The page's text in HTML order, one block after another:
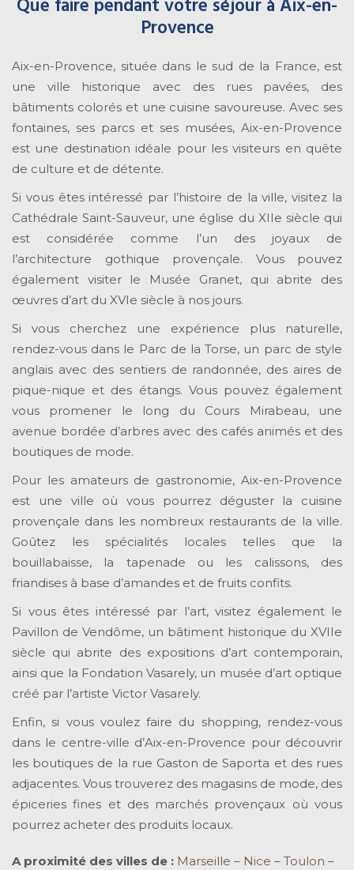
Que faire pendant votre séjour à Aix-en-
Provence
Aix-en-Provence, située dans le sud de la France, est
une ville historique avec des rues pavées, des
bâtiments colorés et une cuisine savoureuse. Avec ses
fontaines, ses parcs et ses musées, Aix-en-Provence
est une destination idéale pour les visiteurs en quête
de culture et de détente.
Si vous êtes intéressé par l’histoire de la ville, visitez la
Cathédrale Saint-Sauveur, une église du XIIe siècle qui
est considérée comme l’un des joyaux de
l’architecture gothique provençale. Vous pouvez
également visiter le Musée Granet, qui abrite des
œuvres d’art du XVIe siècle à nos jours.
Si vous cherchez une expérience plus naturelle,
rendez-vous dans le Parc de la Torse, un parc de style
anglais avec des sentiers de randonnée, des aires de
pique-nique et des étangs. Vous pouvez également
vous promener le long du Cours Mirabeau, une
avenue bordée d’arbres avec des cafés animés et des
boutiques de mode.
Pour les amateurs de gastronomie, Aix-en-Provence
est une ville où vous pourrez déguster la cuisine
provençale dans les nombreux restaurants de la ville.
Goûtez les spécialités locales telles que la
bouillabaisse, la tapenade ou les calissons, des
friandises à base d’amandes et de fruits confits.
Si vous êtes intéressé par l’art, visitez également le
Pavillon de Vendôme, un bâtiment historique du XVIIe
siècle qui abrite des expositions d’art contemporain,
ainsi que la Fondation Vasarely, un musée d’art optique
créé par l’artiste Victor Vasarely.
Enfin, si vous voulez faire du shopping, rendez-vous
dans le centre-ville d’Aix-en-Provence pour découvrir
les boutiques de la rue Gaston de Saporta et des rues
adjacentes. Vous trouverez des magasins de mode, des
épiceries fines et des marchés provençaux où vous
pourrez acheter des produits locaux.
A proximité des villes de : Marseille – Nice – Toulon –